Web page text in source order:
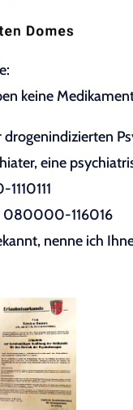
keine
eine
080000-116016
nenne ich